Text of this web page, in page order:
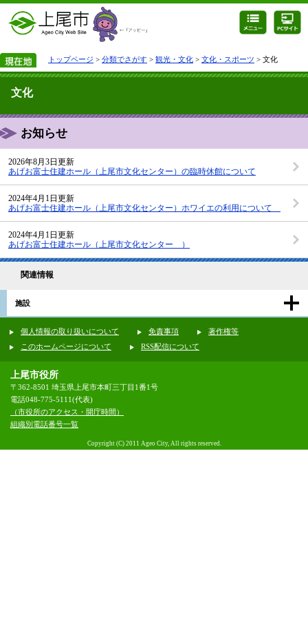
トップページ > 分類でさがす > 観光・文化 > 文化・スポーツ > 文化
文化
お知らせ
2026年8月3日更新
あげお富士住建ホール（上尾市文化センター）の臨時休館について
2024年4月1日更新
あげお富士住建ホール（上尾市文化センター）ホワイエの利用について
2024年4月1日更新
あげお富士住建ホール（上尾市文化センター ）
関連情報
施設
個人情報の取り扱いについて 免責事項
著作権等
このホームページについて
RSS配信について
上尾市役所
〒362-8501 埼玉県上尾市本町三丁目1番1号
電話048-775-5111(代表)
（市役所のアクセス・開庁時間）
組織別電話番号一覧
Copyright (C) 2011 Ageo City, All rights reserved.